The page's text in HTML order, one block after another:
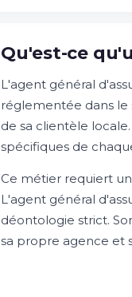
Qu'est-ce
L'agent général
réglementée dans le
de sa clientèle
spécifiques de
Ce métier requiert
L'agent général
déontologie strict.
sa propre agence et